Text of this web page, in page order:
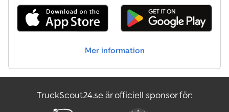
Mer information
TruckScout24.se är officiell sponsor för: